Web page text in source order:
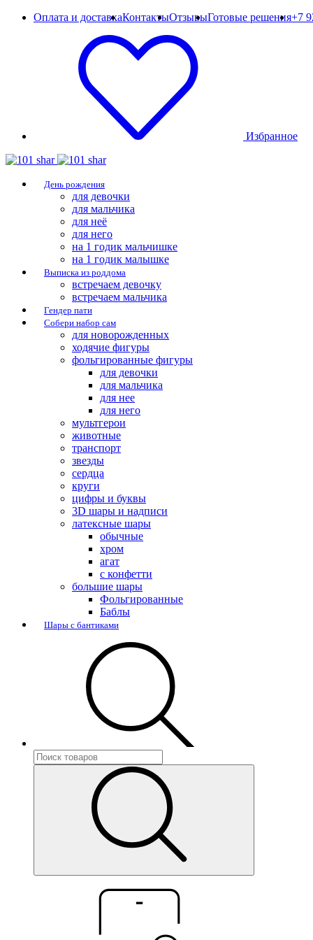
Оплата и доставкаКонтактыОтзывыГотовые решения+7
Избранное
День рождения
для девочки
для мальчика
для неё
для него
на 1 годик мальчишке
на 1 годик малышке
Выписка из роддома
встречаем девочку
встречаем мальчика
Гендер пати
Собери набор сам
для новорожденных
ходячие фигуры
фольгированные фигуры
для девочки
для мальчика
для нее
для него
мультгерои
животные
транспорт
звезды
сердца
круги
цифры и буквы
3D шары и надписи
латексные шары
обычные
хром
агат
с конфетти
большие шары
Фольгированные
Баблы
Шары с бантиками